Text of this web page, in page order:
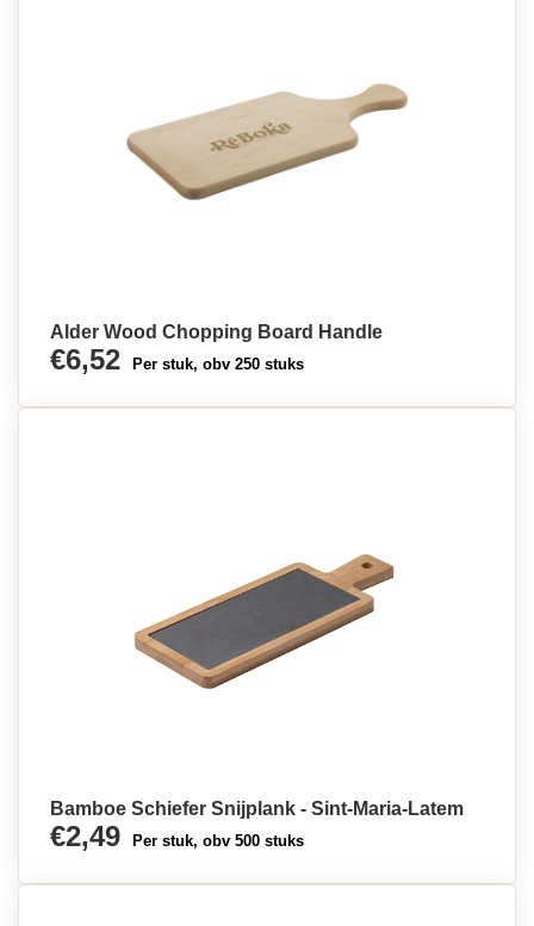
Alder Wood Chopping Board Handle
€6,52 Per stuk, obv 250 stuks
Bamboe Schiefer Snijplank - Sint-Maria-Latem
€2,49 Per stuk, obv 500 stuks